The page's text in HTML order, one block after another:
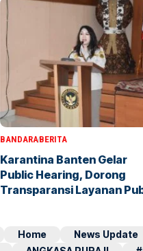
BANDARABERITA
Karantina Banten Gelar
Public Hearing, Dorong
Transparansi Layanan
Home News Update